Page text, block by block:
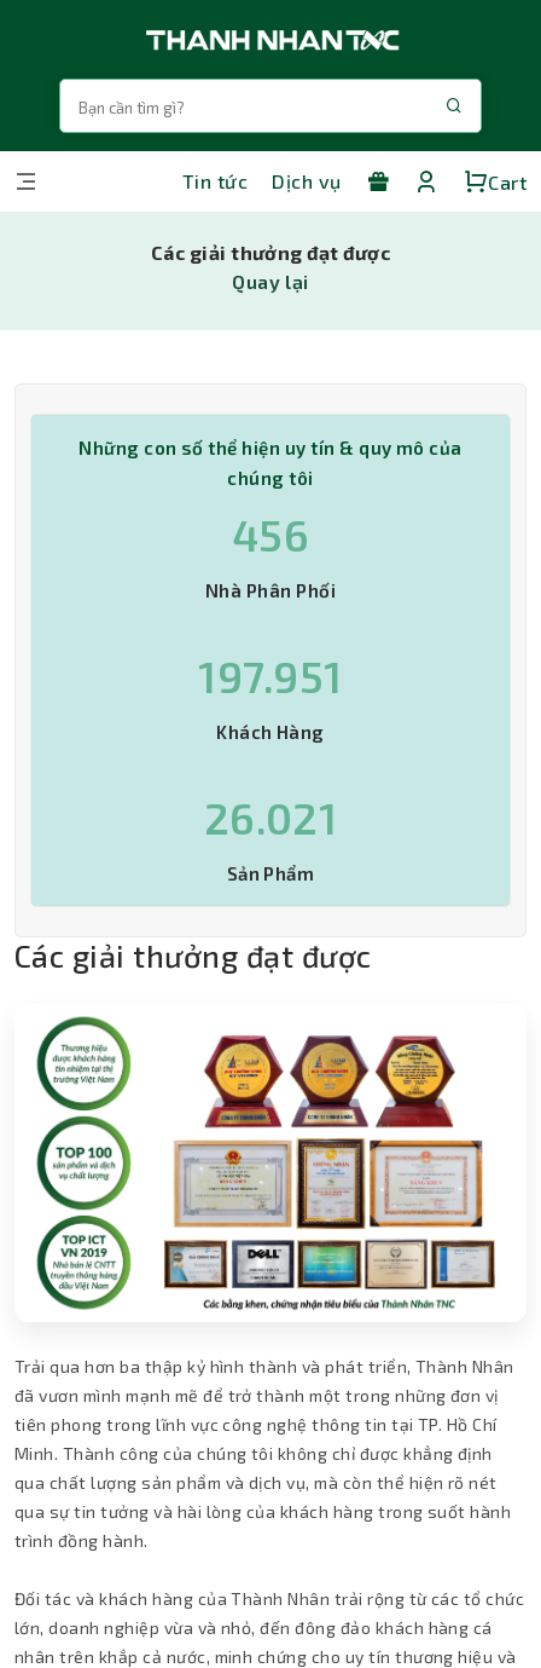
Tin tức Dịch vụ Cart
Các giải thưởng đạt được
Quay lại
Những con số thể hiện uy tín & quy mô của
chúng tôi
463
Nhà Phân Phối
201.061
Khách Hàng
26.430
Sản Phẩm
Các giải thưởng đạt được
Trải qua hơn ba thập kỷ hình thành và phát triển, Thành Nhân
đã vươn mình mạnh mẽ để trở thành một trong những đơn vị
tiên phong trong lĩnh vực công nghệ thông tin tại TP. Hồ Chí
Minh. Thành công của chúng tôi không chỉ được khẳng định
qua chất lượng sản phẩm và dịch vụ, mà còn thể hiện rõ nét
qua sự tin tưởng và hài lòng của khách hàng trong suốt hành
trình đồng hành.
Đối tác và khách hàng của Thành Nhân trải rộng từ các tổ chức
lớn, doanh nghiệp vừa và nhỏ, đến đông đảo khách hàng cá
nhân trên khắp cả nước, minh chứng cho uy tín thương hiệu và